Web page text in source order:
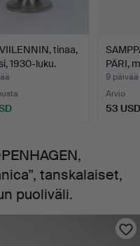
tinaa,
1930-luku.
PÄRI,
luv…
9 päivää
Arvio
53 USD
tanskalaiset,
puoliväli.